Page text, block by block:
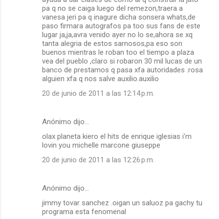
pa q no se caiga luego del remezon,traera a
vanesa jeri pa q inagure dicha sonsera whats,de
paso firmara autografos pa too sus fans de este
lugar ja,ja,avra venido ayer no lo se,ahora se xq
tanta alegria de estos sarnosos,pa eso son
buenos mientras le roban too el tiempo a plaza
vea del pueblo ,claro si robaron 30 mil lucas de un
banco de prestamos q pasa xfa autoridades .rosa
alguien xfa q nos salve auxilio.auxilio
20 de junio de 2011 a las 12:14 p.m.
Anónimo dijo…
olax planeta kiero el hits de enrique iglesias i'm
lovin you michelle marcone giuseppe
20 de junio de 2011 a las 12:26 p.m.
Anónimo dijo…
jimmy tovar sanchez .oigan un saluoz pa gachy tu
programa esta fenomenal